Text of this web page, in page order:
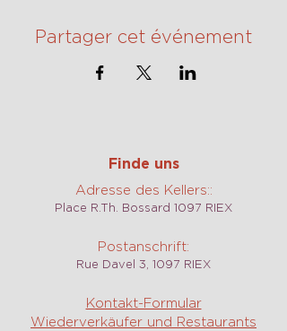
Partager cet événement
Finde uns
Adresse des Kellers::
Place R.Th. Bossard 1097 RIEX
Postanschrift:
Rue Davel 3, 1097 RIEX
Kontakt-Formular
Wiederverkäufer und Restaurants